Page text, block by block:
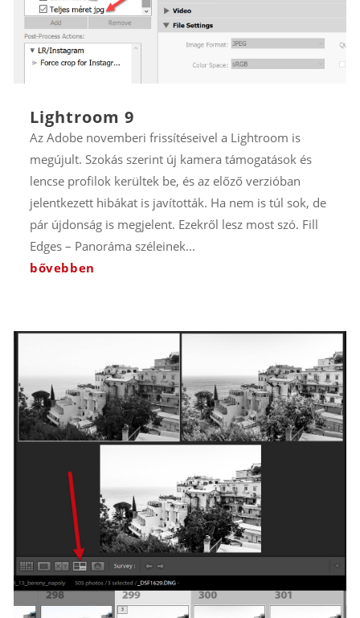
Lightroom 9
Az Adobe novemberi frissítéseivel a Lightroom is
megújult. Szokás szerint új kamera támogatások és
lencse profilok kerültek be, és az előző verzióban
jelentkezett hibákat is javították. Ha nem is túl sok, de
pár újdonság is megjelent. Ezekről lesz most szó. Fill
Edges – Panoráma széleinek...
bővebben